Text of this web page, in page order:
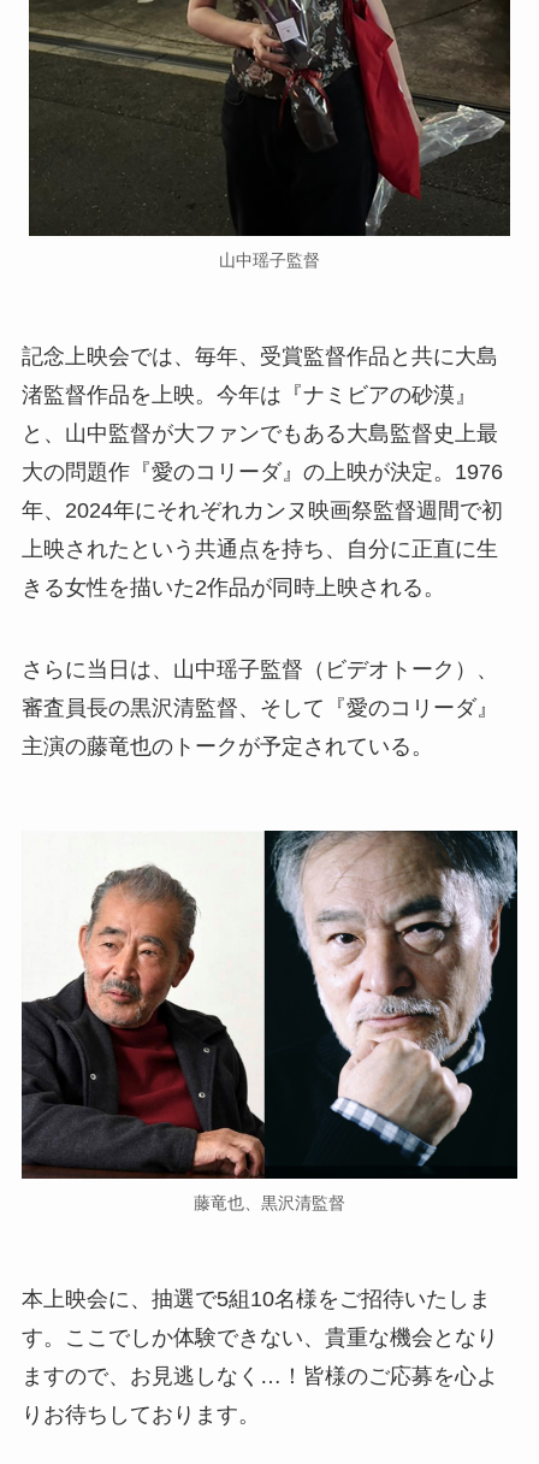
山中瑶子監督
記念上映会では、毎年、受賞監督作品と共に大島
渚監督作品を上映。今年は『ナミビアの砂漠』
と、山中監督が大ファンでもある大島監督史上最
大の問題作『愛のコリーダ』の上映が決定。1976
年、2024年にそれぞれカンヌ映画祭監督週間で初
上映されたという共通点を持ち、自分に正直に生
きる女性を描いた2作品が同時上映される。
さらに当日は、山中瑶子監督（ビデオトーク）、
審査員長の黒沢清監督、そして『愛のコリーダ』
主演の藤竜也のトークが予定されている。
藤竜也、黒沢清監督
本上映会に、抽選で5組10名様をご招待いたしま
す。ここでしか体験できない、貴重な機会となり
ますので、お見逃しなく…！皆様のご応募を心よ
りお待ちしております。